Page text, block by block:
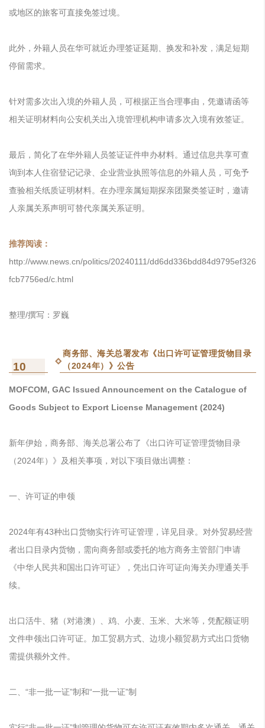
或地区的旅客可直接免签过境。
此外，外籍人员在华可就近办理签证延期、换发和补发，满足短期
停留需求。
针对需多次出入境的外籍人员，可根据正当合理事由，凭邀请函等
相关证明材料向公安机关出入境管理机构申请多次入境有效签证。
最后，简化了在华外籍人员签证证件申办材料。通过信息共享可查
询到本人住宿登记记录、企业营业执照等信息的外籍人员，可免予
查验相关纸质证明材料。在办理亲属短期探亲团聚类签证时，邀请
人亲属关系声明可替代亲属关系证明。
推荐阅读：
http://www.news.cn/politics/20240111/dd6dd336bdd84d9795ef326
fcb7756ed/c.html
整理/撰写：罗巍
10
商务部、海关总署发布《出口许可证管理货物目录
（2024年）》公告
MOFCOM, GAC Issued Announcement on the Catalogue of
Goods Subject to Export License Management (2024)
新年伊始，商务部、海关总署公布了《出口许可证管理货物目录
（2024年）》及相关事项，对以下项目做出调整：
一、许可证的申领
2024年有43种出口货物实行许可证管理，详见目录。对外贸易经营
者出口目录内货物，需向商务部或委托的地方商务主管部门申请
《中华人民共和国出口许可证》，凭出口许可证向海关办理通关手
续。
出口活牛、猪（对港澳）、鸡、小麦、玉米、大米等，凭配额证明
文件申领出口许可证。加工贸易方式、边境小额贸易方式出口货物
需提供额外文件。
二、“非一批一证”制和“一批一证”制